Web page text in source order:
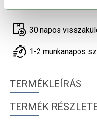
TERMÉKLEÍRÁS
TERMÉK
30 napos
1-2 munkanapos